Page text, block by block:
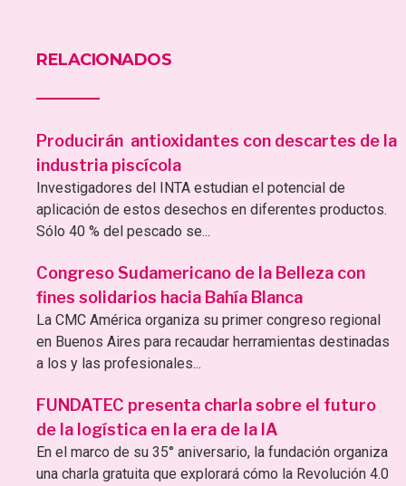
RELACIONADOS
Producirán antioxidantes con descartes de la
industria piscícola
Investigadores del INTA estudian el potencial de
aplicación de estos desechos en diferentes productos.
Sólo 40 % del pescado se...
Congreso Sudamericano de la Belleza con
fines solidarios hacia Bahía Blanca
La CMC América organiza su primer congreso regional
en Buenos Aires para recaudar herramientas destinadas
a los y las profesionales...
FUNDATEC presenta charla sobre el futuro
de la logística en la era de la IA
En el marco de su 35° aniversario, la fundación organiza
una charla gratuita que explorará cómo la Revolución 4.0